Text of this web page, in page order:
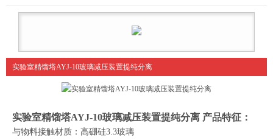
实验室精馏塔AYJ-10玻璃减压装置提纯分离
实验室精馏塔AYJ-10玻璃减压装置提纯分离 产品特征：
与物料接触材质：高硼硅3.3玻璃